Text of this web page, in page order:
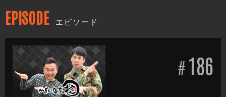
EPISODE エピソード
#186